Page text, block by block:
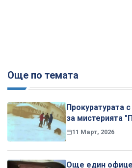
Още по темата
Прокуратурата
за мистерията
11 Март, 2026
Още един